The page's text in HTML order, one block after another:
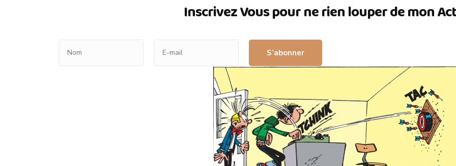
Inscrivez Vous pour ne rien louper de mon
S’abonner